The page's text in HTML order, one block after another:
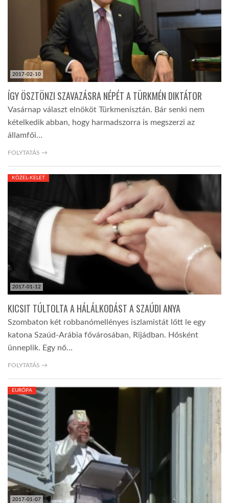
GLOBOBOOK
2017-02-10
ÍGY ÖSZTÖNZI SZAVAZÁSRA NÉPÉT A TÜRKMÉN DIKTÁTOR
Vasárnap választ elnököt Türkmenisztán. Bár senki nem
kételkedik abban, hogy harmadszorra is megszerzi az
államfői…
FOLYTATÁS →
2017-01-12
KÖZEL-KELET
KICSIT TÚLTOLTA A HÁLÁLKODÁST A SZAÚDI ANYA
Szombaton két robbanómellényes iszlamistát lőtt le egy
katona Szaúd-Arábia fővárosában, Rijádban. Hősként
ünneplik. Egy nő…
FOLYTATÁS →
2017-01-07
EURÓPA